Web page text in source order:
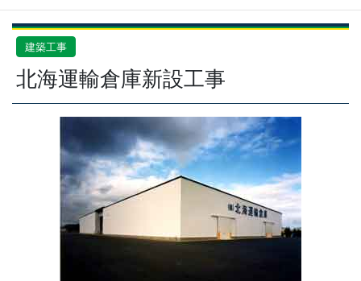
建築工事
北海運輸倉庫新設工事